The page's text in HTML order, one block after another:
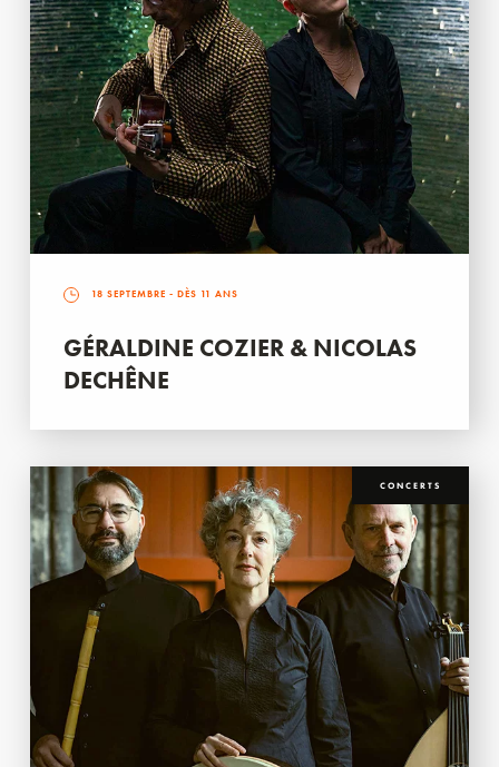
18 SEPTEMBRE - DÈS 11 ANS
GÉRALDINE COZIER & NICOLAS
DECHÊNE
CONCERTS